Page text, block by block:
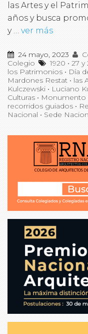
las Artes y el
años y busca
y … ver más
24 mayo, 2023
Colegio
1920 •27 y
los Patrimonios • Día
Mardones Restat • las
Kulczewski • Luciano
Culturas • Monumento
recorridos guiados •
Nacional • Sede